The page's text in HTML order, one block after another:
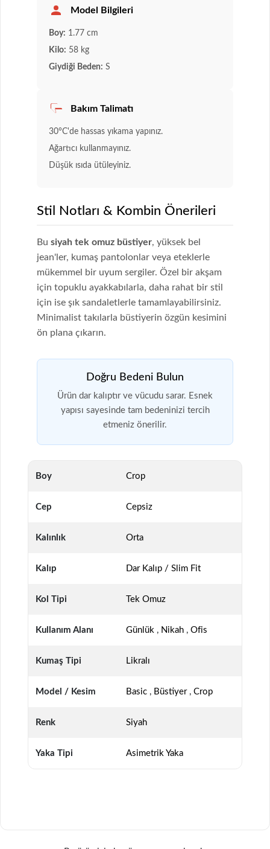
Model Bilgileri
Boy: 1.77 cm
Kilo: 58 kg
Giydiği Beden: S
Bakım Talimatı
30°C'de hassas yıkama yapınız.
Ağartıcı kullanmayınız.
Düşük ısıda ütüleyiniz.
Stil Notları & Kombin Önerileri
Bu siyah tek omuz büstiyer, yüksek bel
jean'ler, kumaş pantolonlar veya eteklerle
mükemmel bir uyum sergiler. Özel bir akşam
için topuklu ayakkabılarla, daha rahat bir stil
için ise şık sandaletlerle tamamlayabilirsiniz.
Minimalist takılarla büstiyerin özgün kesimini
ön plana çıkarın.
Doğru Bedeni Bulun
Ürün dar kalıptır ve vücudu sarar. Esnek
yapısı sayesinde tam bedeninizi tercih
etmeniz önerilir.
Boy Crop
Cep Cepsiz
Kalınlık Orta
Kalıp Dar Kalıp / Slim Fit
Kol Tipi Tek Omuz
Kullanım Alanı Günlük , Nikah , Ofis
Kumaş Tipi Likralı
Model / Kesim Basic , Büstiyer, Crop
Renk Siyah
Yaka Tipi Asimetrik Yaka